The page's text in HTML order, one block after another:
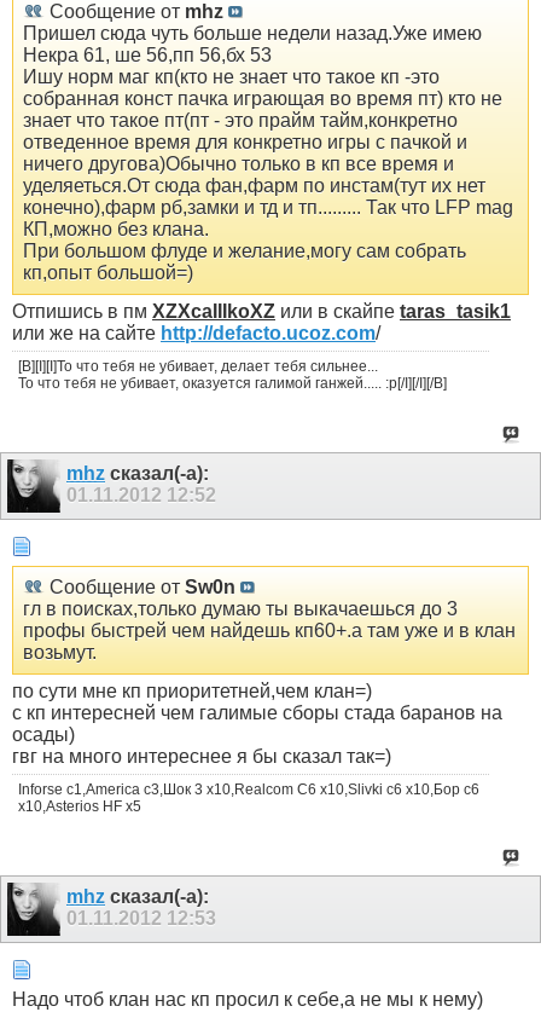
Сообщение от mhz
Пришел сюда чуть больше недели назад.Уже имею
Некра 61, ше 56,пп 56,бх 53
Ишу норм маг кп(кто не знает что такое кп -это
собранная конст пачка играющая во время пт) кто не
знает что такое пт(пт - это прайм тайм,конкретно
отведенное время для конкретно игры с пачкой и
ничего другова)Обычно только в кп все время и
уделяеться.От сюда фан,фарм по инстам(тут их нет
конечно),фарм рб,замки и тд и тп......... Так что LFP mag
КП,можно без клана.
При большом флуде и желание,могу сам собрать
кп,опыт большой=)
Отпишись в пм XZXcaIIIkoXZ или в скайпе taras_tasik1
или же на сайте http://defacto.ucoz.com/
[B][I][I]То что тебя не убивает, делает тебя сильнее...
То что тебя не убивает, оказуется галимой ганжей..... :p[/I][/I][/B]
mhz сказал(-а):
01.11.2012 12:52
Сообщение от Sw0n
гл в поисках,только думаю ты выкачаешься до 3
профы быстрей чем найдешь кп60+.а там уже и в клан
возьмут.
по сути мне кп приоритетней,чем клан=)
с кп интересней чем галимые сборы стада баранов на
осады)
гвг на много интереснее я бы сказал так=)
Inforse c1,Аmerica c3,Шок 3 x10,Realcom С6 x10,Slivki с6 x10,Бор с6
х10,Asterios HF x5
mhz сказал(-а):
01.11.2012 12:53
Надо чтоб клан нас кп просил к себе,а не мы к нему)